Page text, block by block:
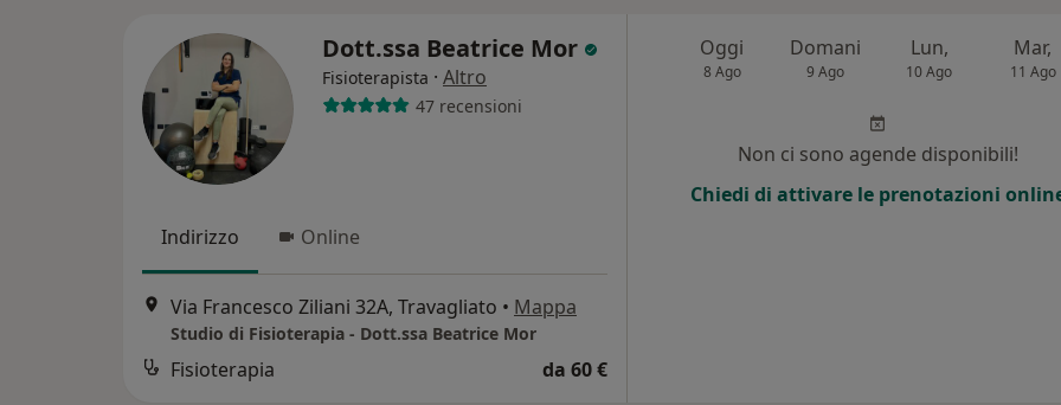
Dott.ssa Beatrice Mor
Fisioterapista · Altro
47 recensioni
Indirizzo Online
Via Francesco Ziliani 32A, Travagliato • Mappa
Studio di Fisioterapia - Dott.ssa Beatrice Mor
Fisioterapia da 60 €
Oggi
8 Ago
Domani
9 Ago
Lun,
10 Ago
Mar,
11 Ago
Non ci sono agende disponibili!
Chiedi di attivare le prenotazioni